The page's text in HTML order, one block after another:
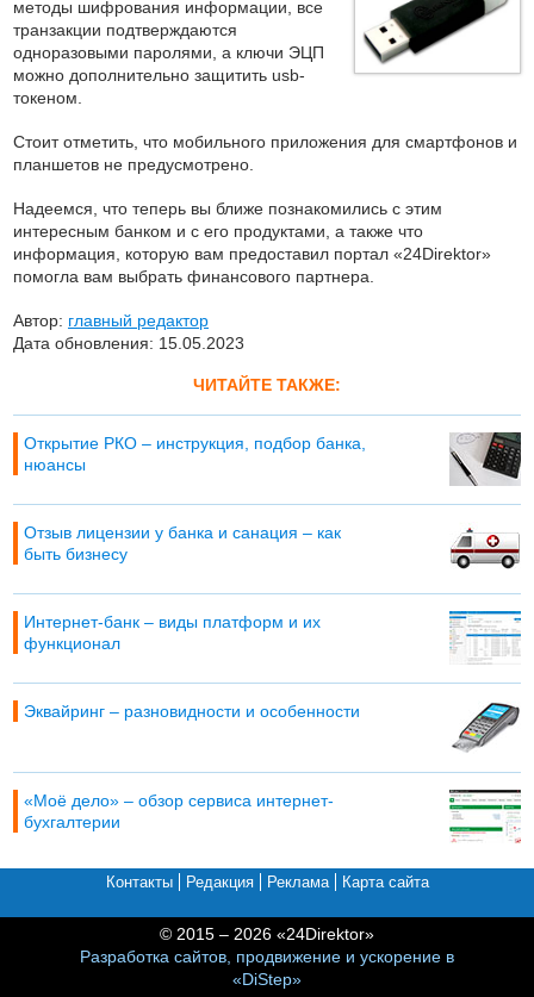
методы шифрования информации, все
транзакции подтверждаются
одноразовыми паролями, а ключи ЭЦП
можно дополнительно защитить usb-
токеном.
Стоит отметить, что мобильного приложения для смартфонов и
планшетов не предусмотрено.
Надеемся, что теперь вы ближе познакомились с этим
интересным банком и с его продуктами, а также что
информация, которую вам предоставил портал «24Direktor»
помогла вам выбрать финансового партнера.
Автор: главный редактор
Дата обновления: 15.05.2023
ЧИТАЙТЕ ТАКЖЕ:
Открытие РКО – инструкция, подбор банка,
нюансы
Отзыв лицензии у банка и санация – как
быть бизнесу
Интернет-банк – виды платформ и их
функционал
Эквайринг – разновидности и особенности
«Моё дело» – обзор сервиса интернет-
бухгалтерии
Контакты Редакция Реклама Карта сайта
© 2015 – 2026 «24Direktor»
Разработка сайтов, продвижение и ускорение в
«DiStep»